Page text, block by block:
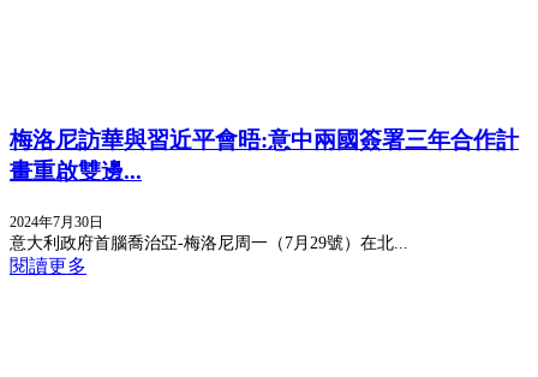
梅洛尼訪華與習近平會晤:意中兩國簽署三年合作計
畫重啟雙邊...
2024年7月30日
意大利政府首腦喬治亞-梅洛尼周一（7月29號）在北...
閱讀更多